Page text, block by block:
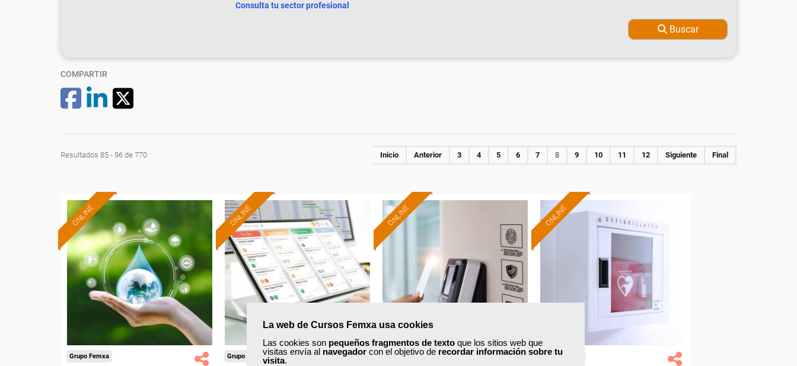
La web de Cursos Femxa usa cookies
Las cookies son pequeños fragmentos de texto que los sitios web que
visitas envía al navegador con el objetivo de recordar información sobre tu
visita.
Consulta tu sector profesional
Buscar
COMPARTIR
Resultados 85 - 96 de 770 Inicio Anterior 3 4 5 6 7 8 9 10 11 12 Siguiente Final
ONLINE
Formación 100%
subvencionada.
Para desempleados,
trabajadores y autónomos.
Sector
-Agricultura y Ganadería.
Grupo Femxa
ONLINE
Formación 100%
subvencionada.
Para desempleados,
trabajadores y autónomos.
Sector
Grupo Femxa
ONLINE
Para desempleados,
trabajadores y autónomos.
Sector
Grupo Femxa
ONLINE
Formación 100%
Para desempleados,
trabajadores y autónomos.
Sector
-Otros Servicios.
Grupo Femxa